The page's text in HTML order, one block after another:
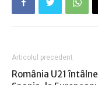
Articolul precedent
România U21